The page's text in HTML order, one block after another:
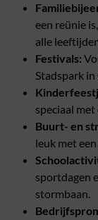
een reünie
alle
Festivals:
Stadspark
speciaal
Buurt- en
leuk met
sportdagen
stormbaan.